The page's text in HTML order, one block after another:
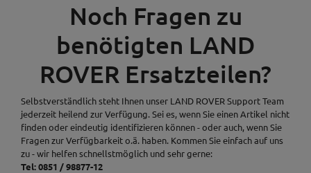
Noch Fragen zu
benötigten LAND
ROVER Ersatzteilen?
Selbstverständlich steht Ihnen unser LAND ROVER Support Team
jederzeit heilend zur Verfügung. Sei es, wenn Sie einen Artikel nicht
finden oder eindeutig identifizieren können - oder auch, wenn Sie
Fragen zur Verfügbarkeit o.ä. haben. Kommen Sie einfach auf uns
zu - wir helfen schnellstmöglich und sehr gerne:
Tel: 0851 / 98877-12